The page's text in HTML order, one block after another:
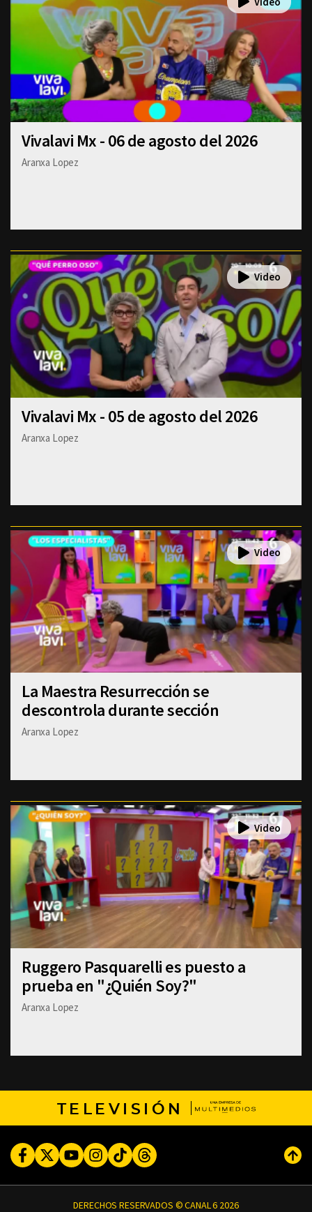
Vivalavi Mx - 06 de agosto del 2026
Aranxa Lopez
Vivalavi Mx - 05 de agosto del 2026
Aranxa Lopez
La Maestra Resurrección se
descontrola durante sección
Aranxa Lopez
Ruggero Pasquarelli es puesto a
prueba en "¿Quién Soy?"
Aranxa Lopez
TELEVISIÓN
FacebookTwitterYoutubeInstagram
TikTokThreads
DERECHOS RESERVADOS © CANAL 6 2026